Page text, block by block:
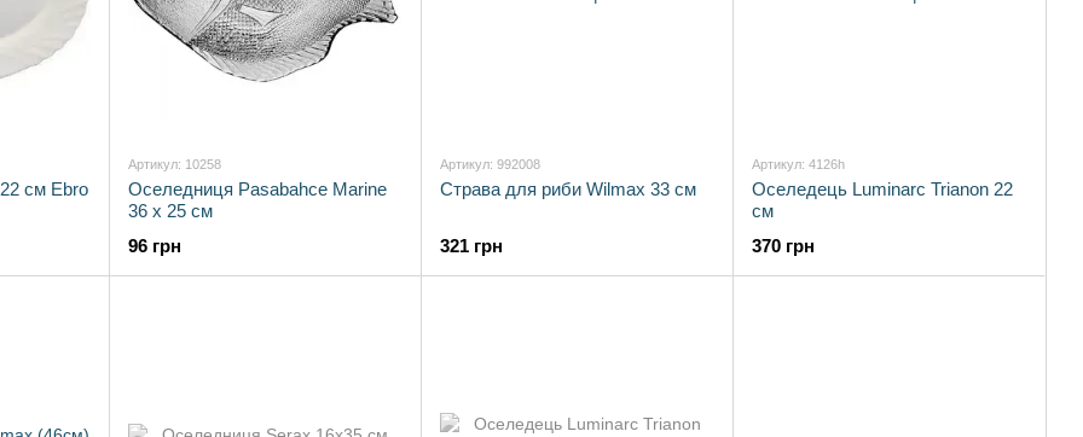
см Ebro
Артикул: 10258
Оселедниця Pasabahce Marine
36 x 25 см
96 грн
Артикул: 992008
Страва для риби Wilmax 33 см
321 грн
Артикул: 4126h
Оселедець Luminarc Trianon 22
см
370 грн